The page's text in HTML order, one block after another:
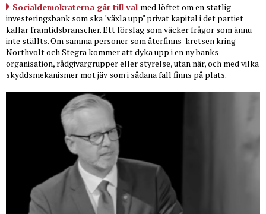
Socialdemokraterna går till val med löftet om en statlig
investeringsbank som ska "växla upp" privat kapital i det partiet
kallar framtidsbranscher. Ett förslag som väcker frågor som ännu
inte ställts. Om samma personer som återfinns kretsen kring
Northvolt och Stegra kommer att dyka upp i en ny banks
organisation, rådgivargrupper eller styrelse, utan när, och med vilka
skyddsmekanismer mot jäv som i sådana fall finns på plats.